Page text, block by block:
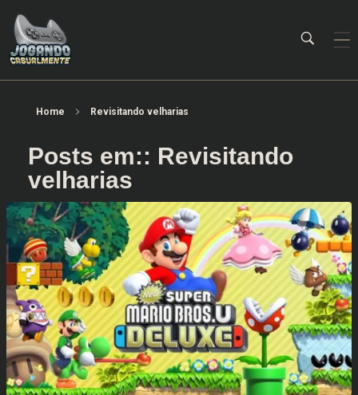
Home Revisitando velharias
Posts em:: Revisitando
velharias